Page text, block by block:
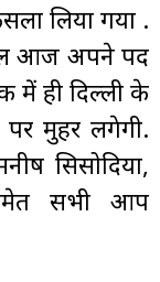
लिया गया .
आज अपने पद
में ही दिल्ली के
मुहर लगेगी.
सिसोदिया,
सभी आप